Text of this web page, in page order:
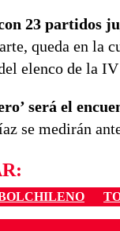
23 partidos
queda en la
elenco de la
será el
se medirán